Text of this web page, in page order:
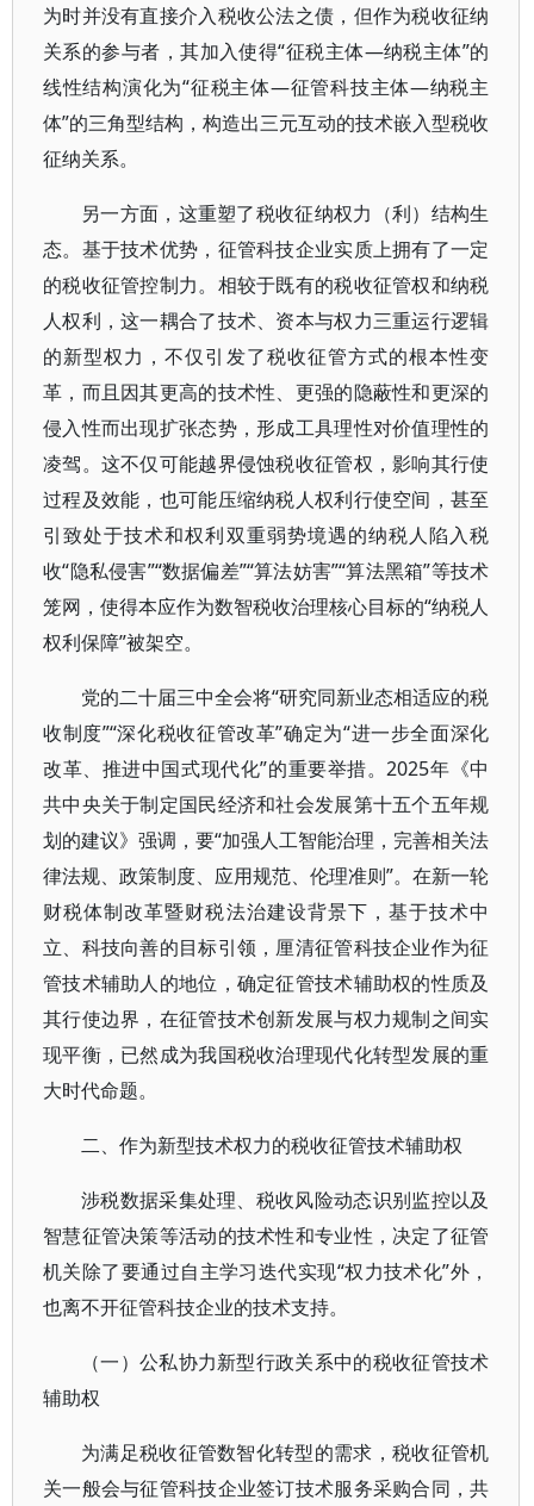
为时并没有直接介入税收公法之债，但作为税收征纳
关系的参与者，其加入使得“征税主体—纳税主体”的
线性结构演化为“征税主体—征管科技主体—纳税主
体”的三角型结构，构造出三元互动的技术嵌入型税收
征纳关系。
另一方面，这重塑了税收征纳权力（利）结构生
态。基于技术优势，征管科技企业实质上拥有了一定
的税收征管控制力。相较于既有的税收征管权和纳税
人权利，这一耦合了技术、资本与权力三重运行逻辑
的新型权力，不仅引发了税收征管方式的根本性变
革，而且因其更高的技术性、更强的隐蔽性和更深的
侵入性而出现扩张态势，形成工具理性对价值理性的
凌驾。这不仅可能越界侵蚀税收征管权，影响其行使
过程及效能，也可能压缩纳税人权利行使空间，甚至
引致处于技术和权利双重弱势境遇的纳税人陷入税
收“隐私侵害”“数据偏差”“算法妨害”“算法黑箱”等技术
笼网，使得本应作为数智税收治理核心目标的“纳税人
权利保障”被架空。
党的二十届三中全会将“研究同新业态相适应的税
收制度”“深化税收征管改革”确定为“进一步全面深化
改革、推进中国式现代化”的重要举措。2025年《中
共中央关于制定国民经济和社会发展第十五个五年规
划的建议》强调，要“加强人工智能治理，完善相关法
律法规、政策制度、应用规范、伦理准则”。在新一轮
财税体制改革暨财税法治建设背景下，基于技术中
立、科技向善的目标引领，厘清征管科技企业作为征
管技术辅助人的地位，确定征管技术辅助权的性质及
其行使边界，在征管技术创新发展与权力规制之间实
现平衡，已然成为我国税收治理现代化转型发展的重
大时代命题。
二、作为新型技术权力的税收征管技术辅助权
涉税数据采集处理、税收风险动态识别监控以及
智慧征管决策等活动的技术性和专业性，决定了征管
机关除了要通过自主学习迭代实现“权力技术化”外，
也离不开征管科技企业的技术支持。
（一）公私协力新型行政关系中的税收征管技术
辅助权
为满足税收征管数智化转型的需求，税收征管机
关一般会与征管科技企业签订技术服务采购合同，共